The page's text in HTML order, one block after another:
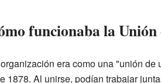
funcionaba la
era como una "unión
1878. Al unirse, podían trabajar